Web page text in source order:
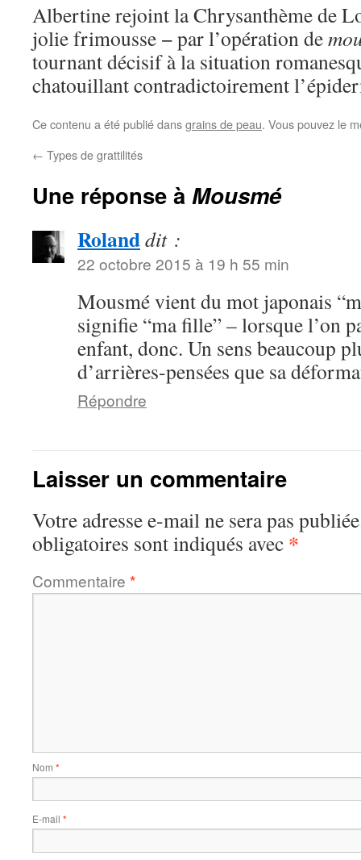
Albertine rejoint la Chrysanthème de
jolie frimousse − par l’opération de
tournant décisif à la situation
chatouillant contradictoirement
Ce contenu a été publié dansgrains de peau. Vous pouvez le
← Types de grattilités
Une réponse à Mousmé
Rolanddit :
22 octobre 2015 à 19 h 55 min
Mousmé vient du mot japonais
signifie “ma fille” – lorsque l’on
enfant, donc. Un sens beaucoup
d’arrières-pensées que sa
Répondre
Laisser un commentaire
Votre adresse e-mail ne sera pas
obligatoires sont indiqués avec *
Commentaire *
Nom *
E-mail *